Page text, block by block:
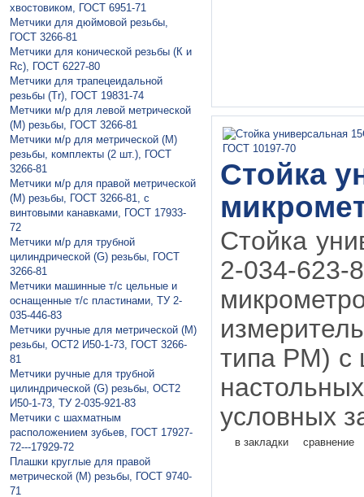
хвостовиком, ГОСТ 6951-71
Метчики для дюймовой резьбы,
ГОСТ 3266-81
Метчики для конической резьбы (К и
Rc), ГОСТ 6227-80
Метчики для трапецеидальной
резьбы (Tr), ГОСТ 19831-74
Метчики м/р для левой метрической
(М) резьбы, ГОСТ 3266-81
Метчики м/р для метрической (М)
резьбы, комплекты (2 шт.), ГОСТ
3266-81
Метчики м/р для правой метрической
(М) резьбы, ГОСТ 3266-81, с
винтовыми канавками, ГОСТ 17933-
72
Метчики м/р для трубной
цилиндрической (G) резьбы, ГОСТ
3266-81
Метчики машинные т/с цельные и
оснащенные т/с пластинами, ТУ 2-
035-446-83
Метчики ручные для метрической (М)
резьбы, ОСТ2 И50-1-73, ГОСТ 3266-
81
Метчики ручные для трубной
цилиндрической (G) резьбы, ОСТ2
И50-1-73, ТУ 2-035-921-83
Метчики с шахматным
расположением зубьев, ГОСТ 17927-
72---17929-72
Плaшки круглые для правой
метрической (М) резьбы, ГОСТ 9740-
71
Стойка
Стойка
2-034-623-
типа РМ) с
условных
в закладки сравнение